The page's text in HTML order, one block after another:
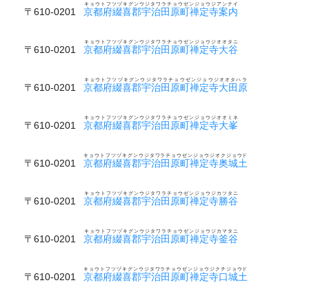
〒610-0201 京都府綴喜郡宇治田原町禅定寺案内
キョウトフツヅキグンウジタワラチョウゼンジョウジアンナイ
〒610-0201 京都府綴喜郡宇治田原町禅定寺大谷
キョウトフツヅキグンウジタワラチョウゼンジョウジオオタニ
〒610-0201 京都府綴喜郡宇治田原町禅定寺大田原
キョウトフツヅキグンウジタワラチョウゼンジョウジオオタハラ
〒610-0201 京都府綴喜郡宇治田原町禅定寺大峯
キョウトフツヅキグンウジタワラチョウゼンジョウジオオミネ
〒610-0201 京都府綴喜郡宇治田原町禅定寺奥城土
キョウトフツヅキグンウジタワラチョウゼンジョウジオクジョウド
〒610-0201 京都府綴喜郡宇治田原町禅定寺勝谷
キョウトフツヅキグンウジタワラチョウゼンジョウジカツタニ
〒610-0201 京都府綴喜郡宇治田原町禅定寺釜谷
キョウトフツヅキグンウジタワラチョウゼンジョウジカマタニ
〒610-0201 京都府綴喜郡宇治田原町禅定寺口城土
キョウトフツヅキグンウジタワラチョウゼンジョウジクチジョウド